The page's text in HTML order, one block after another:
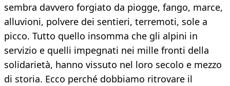
sembra davvero forgiato da piogge, fango, marce,
alluvioni, polvere dei sentieri, terremoti, sole a
picco. Tutto quello insomma che gli alpini in
servizio e quelli impegnati nei mille fronti della
solidarietà, hanno vissuto nel loro secolo e mezzo
di storia. Ecco perché dobbiamo ritrovare il